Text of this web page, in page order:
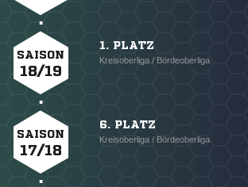
SAISON
18/19
1. PLATZ
Kreisoberliga / Bördeoberliga
SAISON
17/18
6. PLATZ
Kreisoberliga / Bördeoberliga